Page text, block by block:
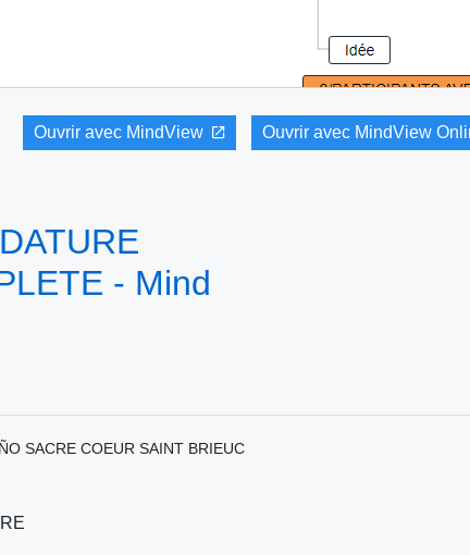
: Ouvrir avec MindView Ouvrir avec MindView
- Mind
SACRE COEUR SAINT BRIEUC